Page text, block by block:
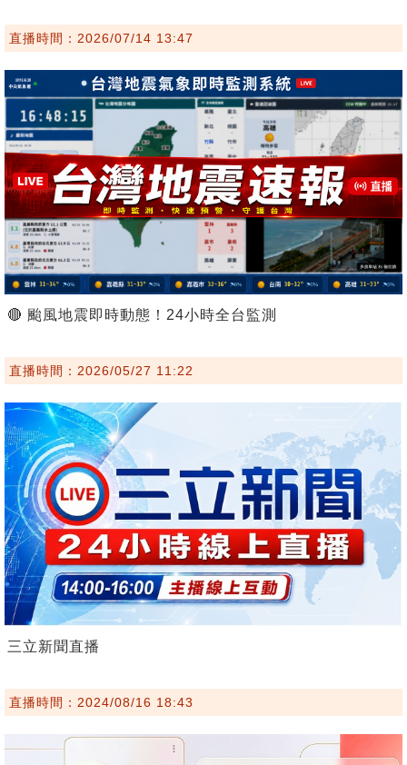
直播時間：2026/07/14 13:47
🔴 颱風地震即時動態！24小時全台監測
直播時間：2026/05/27 11:22
三立新聞直播
直播時間：2024/08/16 18:43